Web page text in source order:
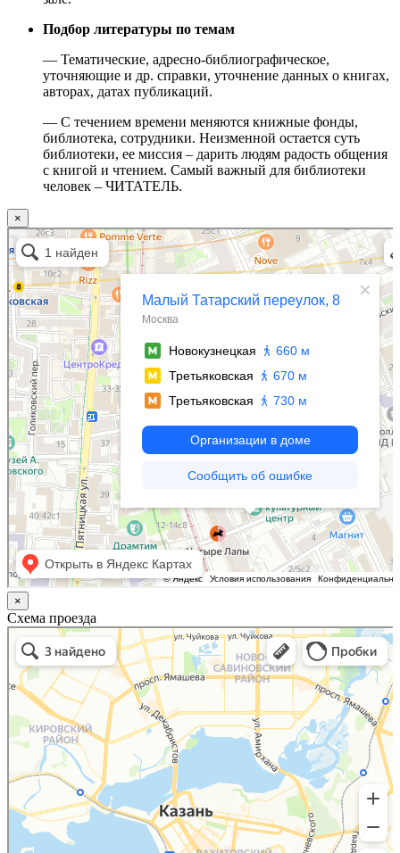
Подбор литературы по темам
— Тематические, адресно-библиографическое,
уточняющие и др. справки, уточнение данных о книгах,
авторах, датах публикаций.
— С течением времени меняются книжные фонды,
библиотека, сотрудники. Неизменной остается суть
библиотеки, ее миссия – дарить людям радость общения
с книгой и чтением. Самый важный для библиотеки
человек – ЧИТАТЕЛЬ.
×
Москва
Малый Татарский переулок, 8 на карте Москвы, ближайшее метро Новокузнецкая —
Яндекс.Карты
×
Схема проезда
Казань
Малый Татарский переулок, 8 на карте Москвы, ближайшее метро Новокузнецкая —
Яндекс.Карты